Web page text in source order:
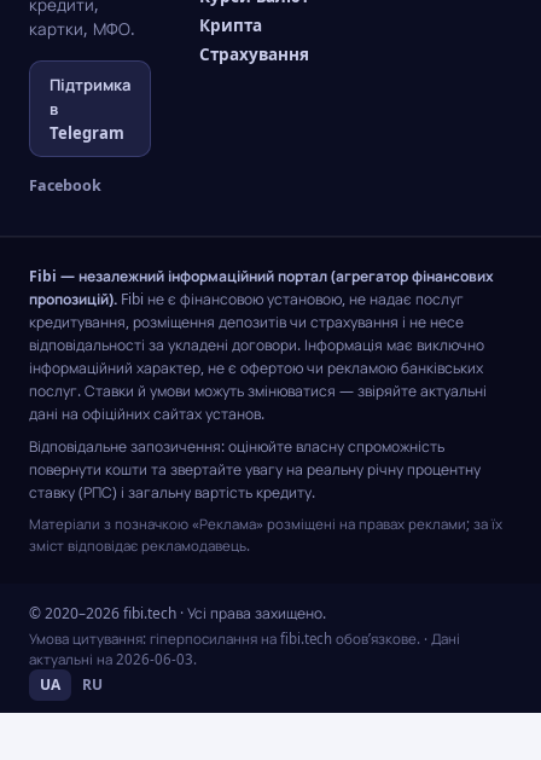
кредити,
картки, МФО.
Підтримка
в
Telegram
Facebook
Крипта
Страхування
Fibi — незалежний інформаційний портал (агрегатор фінансових
пропозицій). Fibi не є фінансовою установою, не надає послуг
кредитування, розміщення депозитів чи страхування і не несе
відповідальності за укладені договори. Інформація має виключно
інформаційний характер, не є офертою чи рекламою банківських
послуг. Ставки й умови можуть змінюватися — звіряйте актуальні
дані на офіційних сайтах установ.
Відповідальне запозичення: оцінюйте власну спроможність
повернути кошти та звертайте увагу на реальну річну процентну
ставку (РПС) і загальну вартість кредиту.
Матеріали з позначкою «Реклама» розміщені на правах реклами; за їх
зміст відповідає рекламодавець.
© 2020–2026 fibi.tech · Усі права захищено.
Умова цитування: гіперпосилання на fibi.tech обов’язкове. · Дані
актуальні на 2026-06-03.
UA RU